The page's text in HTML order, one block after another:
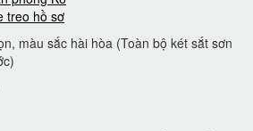
treo hồ sơ
màu sắc hài hòa (Toàn bộ két sắt sơn